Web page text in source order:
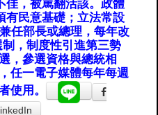
佳，被罵翻活該。政體
有民意基礎；立法常設
任部長或總理，每年改
，制度性引進第三勢
，參選資格與總統相
任一電子媒體每年每週
使用。